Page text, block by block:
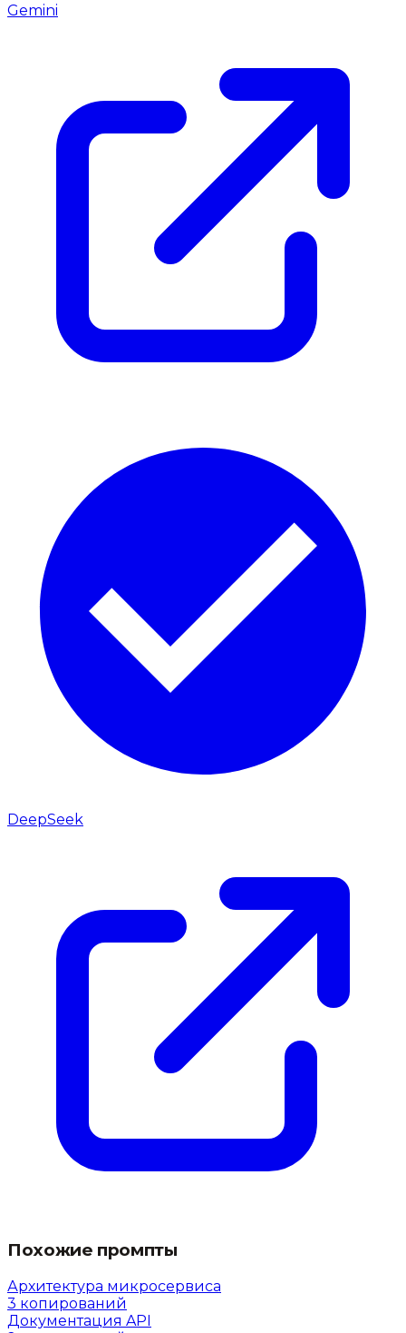
Gemini
DeepSeek
Похожие промпты
Архитектура микросервиса
3 копирований
Документация API